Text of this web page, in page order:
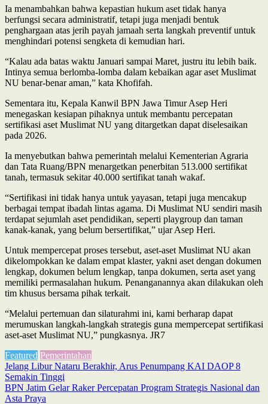
Ia menambahkan bahwa kepastian hukum aset tidak hanya
berfungsi secara administratif, tetapi juga menjadi bentuk
penghargaan atas jerih payah jamaah serta langkah preventif untuk
menghindari potensi sengketa di kemudian hari.
“Kalau ada batas waktu Januari sampai Maret, justru itu lebih baik.
Intinya semua berlomba-lomba dalam kebaikan agar aset Muslimat
NU benar-benar aman,” kata Khofifah.
Sementara itu, Kepala Kanwil BPN Jawa Timur Asep Heri
menegaskan kesiapan pihaknya untuk membantu percepatan
sertifikasi aset Muslimat NU yang ditargetkan dapat diselesaikan
pada 2026.
Ia menyebutkan bahwa pemerintah melalui Kementerian Agraria
dan Tata Ruang/BPN menargetkan penerbitan 513.000 sertifikat
tanah, termasuk sekitar 40.000 sertifikat tanah wakaf.
“Sertifikasi ini tidak hanya untuk yayasan, tetapi juga mencakup
berbagai tempat ibadah lintas agama. Di Muslimat NU sendiri masih
terdapat sejumlah aset pendidikan, seperti playgroup dan taman
kanak-kanak, yang belum bersertifikat,” ujar Asep Heri.
Untuk mempercepat proses tersebut, aset-aset Muslimat NU akan
dikelompokkan ke dalam empat klaster, yakni aset dengan dokumen
lengkap, dokumen belum lengkap, tanpa dokumen, serta aset yang
memiliki permasalahan hukum. Penanganannya akan dilakukan oleh
tim khusus bersama pihak terkait.
“Melalui pertemuan dan silaturahmi ini, kami berharap dapat
merumuskan langkah-langkah strategis guna mempercepat sertifikasi
aset-aset Muslimat NU,” pungkasnya. JR7
Featured Pemerintahan
Post
navigation
Jelang Libur Nataru Berakhir, Arus Penumpang KAI DAOP 8
Semakin Tinggi
BPN Jatim Gelar Raker Percepatan Program Strategis Nasional dan
Asta Praya